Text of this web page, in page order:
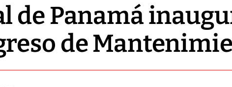
de Panamá
de